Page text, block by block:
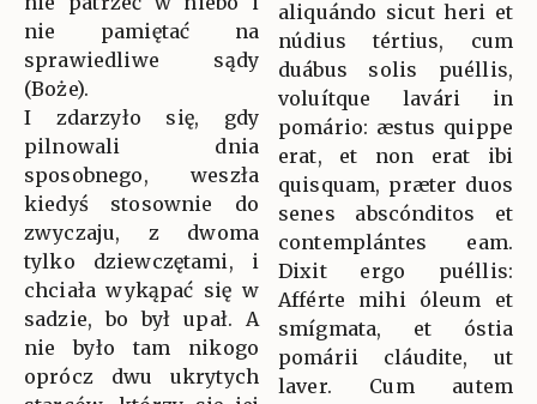
nie pamiętać na
sprawiedliwe sądy
(Boże).
I zdarzyło się, gdy
pilnowali dnia
sposobnego, weszła
kiedyś stosownie do
zwyczaju, z dwoma
tylko dziewczętami, i
chciała wykąpać się w
sadzie, bo był upał. A
nie było tam nikogo
oprócz dwu ukrytych
aliquándo sicut heri et
núdius tértius, cum
duábus solis puéllis,
voluítque lavári in
pomário: æstus quippe
erat, et non erat ibi
quisquam, præter duos
senes abscónditos et
contemplántes eam.
Dixit ergo puéllis:
Afférte mihi óleum et
smígmata, et óstia
pomárii cláudite, ut
laver. Cum autem